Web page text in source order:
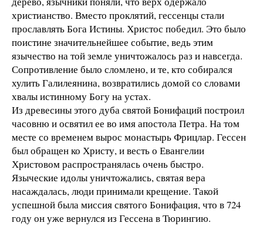
христианство. Вместо проклятий, гессенцы стали
прославлять Бога Истины. Христос победил. Это было
поистине значительнейшее событие, ведь этим
язычество на той земле уничтожалось раз и навсегда.
Сопротивление было сломлено, и те, кто собирался
хулить Галилеянина, возвратились домой со словами
хвалы истинному Богу на устах.
Из древесины этого дуба святой Бонифаций построил
часовню и освятил ее во имя апостола Петра. На том
месте со временем вырос монастырь Фрицлар. Гессен
был обращен ко Христу, и весть о Евангелии
Христовом распространялась очень быстро.
Языческие идолы уничтожались, святая вера
насаждалась, люди принимали крещение. Такой
успешной была миссия святого Бонифация, что в 724
году он уже вернулся из Гессена в Тюрингию.